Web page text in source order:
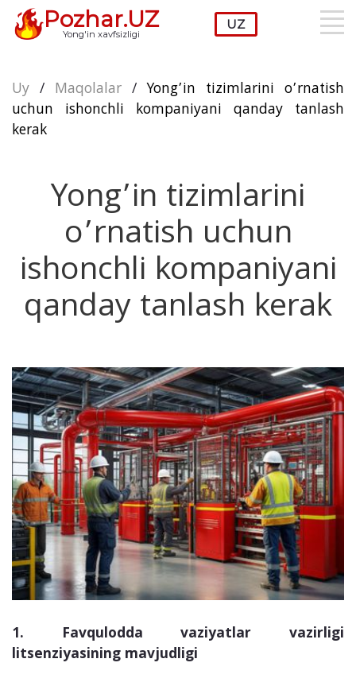
Pozhar.UZ
Yong'in xavfsizligi
Uy / Maqolalar /Yong’in tizimlarini o’rnatish
uchun ishonchli kompaniyani qanday tanlash
kerak
Yong’in tizimlarini
o’rnatish uchun
ishonchli kompaniyani
qanday tanlash kerak
1. Favqulodda vaziyatlar vazirligi
litsenziyasining mavjudligi